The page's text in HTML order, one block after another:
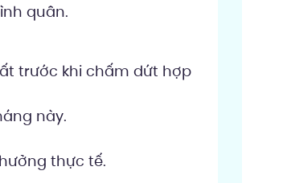
quân.
trước khi chấm dứt hợp
này.
thực tế.